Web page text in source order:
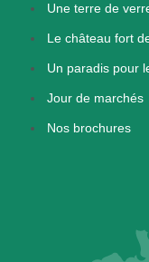
Une terre de
Le château fort
Un paradis pour
Jour de marchés
Nos brochures